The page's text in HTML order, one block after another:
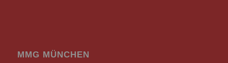
MMG MÜNCHEN